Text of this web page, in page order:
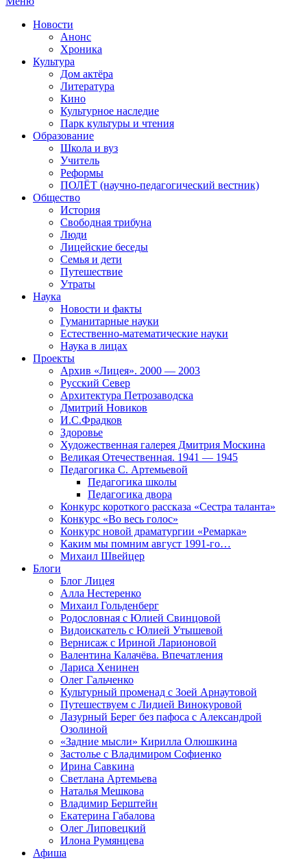
Новости
Анонс
Хроника
Культура
Дом актёра
Литература
Кино
Культурное наследие
Парк культуры и чтения
Образование
Школа и вуз
Учитель
Реформы
ПОЛЁТ (научно-педагогический вестник)
Общество
История
Свободная трибуна
Люди
Лицейские беседы
Семья и дети
Путешествие
Утраты
Наука
Новости и факты
Гуманитарные науки
Естественно-математические науки
Наука в лицах
Проекты
Архив «Лицея». 2000 — 2003
Русский Север
Архитектура Петрозаводска
Дмитрий Новиков
И.С.Фрадков
Здоровье
Художественная галерея Дмитрия Москина
Великая Отечественная. 1941 — 1945
Педагогика С. Артемьевой
Педагогика школы
Педагогика двора
Конкурс короткого рассказа «Сестра таланта»
Конкурс «Во весь голос»
Конкурс новой драматургии «Ремарка»
Каким мы помним август 1991-го…
Михаил Швейцер
Блоги
Блог Лицея
Алла Нестеренко
Михаил Гольденберг
Родословная с Юлией Свинцовой
Видоискатель с Юлией Утышевой
Вернисаж с Ириной Ларионовой
Валентина Калачёва. Впечатления
Лариса Хенинен
Олег Гальченко
Культурный променад с Зоей Арнаутовой
Путешествуем с Лидией Винокуровой
Лазурный Берег без пафоса с Александрой
Озолиной
«Задние мысли» Кирилла Олюшкина
Застолье с Владимиром Софиенко
Ирина Савкина
Светлана Артемьева
Наталья Мешкова
Владимир Берштейн
Екатерина Габалова
Олег Липовецкий
Илона Румянцева
Афиша